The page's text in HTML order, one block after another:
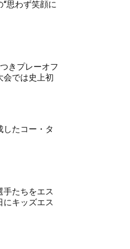
思わず笑顔に
きプレーオフ
会では史上初
たコー・タ
たちをエス
にキッズエス